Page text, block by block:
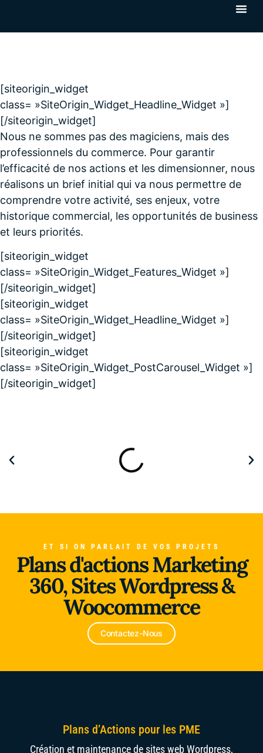
[siteorigin_widget
class= »SiteOrigin_Widget_Headline_Widget »]
[/siteorigin_widget]
Nous ne sommes pas des magiciens, mais des
professionnels du commerce. Pour garantir
l’efficacité de nos actions et les dimensionner, nous
réalisons un brief initial qui va nous permettre de
comprendre votre activité, ses enjeux, votre
historique commercial, les opportunités de business
et leurs priorités.
[siteorigin_widget
class= »SiteOrigin_Widget_Features_Widget »]
[/siteorigin_widget]
[siteorigin_widget
class= »SiteOrigin_Widget_Headline_Widget »]
[/siteorigin_widget]
[siteorigin_widget
class= »SiteOrigin_Widget_PostCarousel_Widget »]
[/siteorigin_widget]
Alliance du Froid
ET SI ON PARLAIT DE VOS PROJETS
Plans d'actions Marketing
360, Sites Wordpress &
Woocommerce
Contactez-Nous
Plans d’Actions pour les PME
Création et maintenance de sites web Wordpress,